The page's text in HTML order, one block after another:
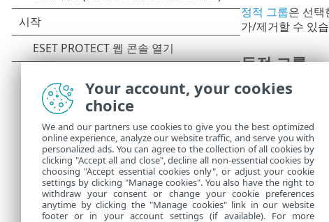
정적 그룹은 선택
가/제거할 수 있
동적 그룹
동적 그룹은 특정
못하는 클라이
그룹 이름 옆의
그룹의 구성원인
Your account, your cookies
choice
We and our partners use cookies to give you the best optimized
online experience, analyze our website traffic, and serve you with
personalized ads. You can agree to the collection of all cookies by
clicking "Accept all and close", decline all non-essential cookies by
choosing "Accept essential cookies only", or adjust your cookie
settings by clicking "Manage cookies". You also have the right to
withdraw your consent or change your cookie preferences
anytime by clicking the "Manage cookies" link in our website
footer or in your account settings (if available). For more